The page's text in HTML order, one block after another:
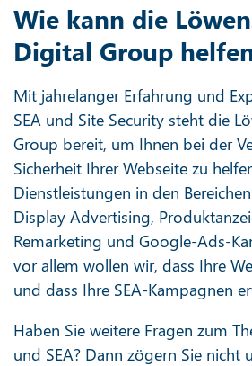
Wie kann die
Digital Group
Mit jahrelanger Erfahrung und
SEA und Site Security steht die
Group bereit, um Ihnen bei der
Sicherheit Ihrer Webseite zu
Dienstleistungen in den
Display Advertising,
Remarketing und Google-Ads-
vor allem wollen wir, dass Ihre
und dass Ihre SEA-Kampagnen
Haben Sie weitere Fragen zum
und SEA? Dann zögern Sie nicht